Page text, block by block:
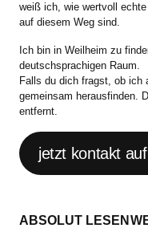
weiß ich, wie wertvoll
auf diesem Weg sind.
Ich bin in Weilheim zu
deutschsprachigen Raum.
Falls du dich fragst, ob ich
gemeinsam herausfinden.
entfernt.
jetzt kontakt
ABSOLUT